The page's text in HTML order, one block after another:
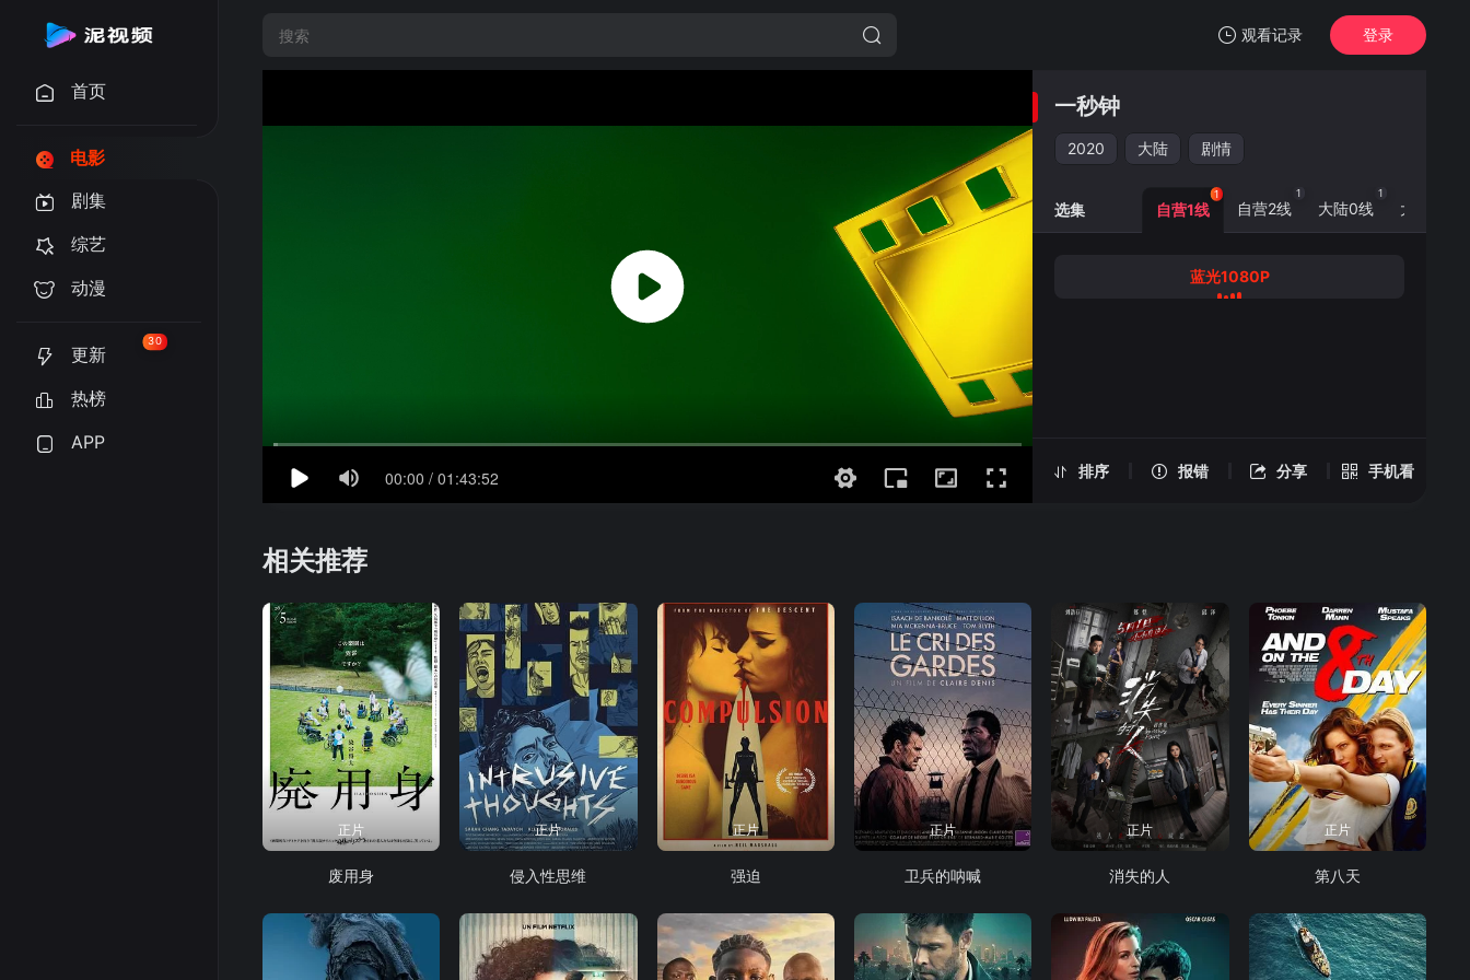
观看记录
我的观影记录
蓝光1080P
一秒钟
登录
首页
电影
剧集
综艺
动漫
更新
30
热榜
APP
一秒钟
2020 大陆 剧情
排序 报错 分享 手机看
一秒钟 -蓝光1080P
选集 自营1线
1
自营2线
1
大陆0线
1
大陆5线
蓝光1080P
相关推荐
正片
废用身
正片
侵入性思维
正片
强迫
正片
卫兵的呐喊
正片
消失的人
正片
第八天